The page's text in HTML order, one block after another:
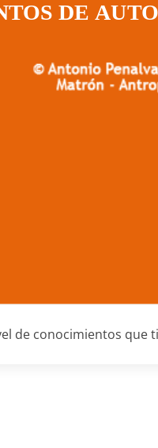
de conocimientos